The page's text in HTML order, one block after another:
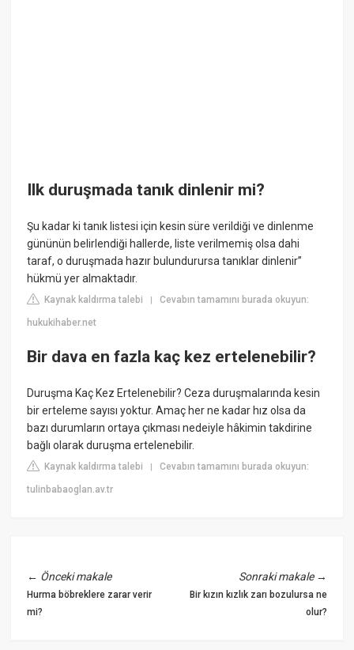
Ilk duruşmada tanık dinlenir mi?
Şu kadar ki tanık listesi için kesin süre verildiği ve dinlenme
gününün belirlendiği hallerde, liste verilmemiş olsa dahi
taraf, o duruşmada hazır bulundurursa tanıklar dinlenir”
hükmü yer almaktadır.
Kaynak kaldırma talebi |Cevabın tamamını burada okuyun:
hukukihaber.net
Bir dava en fazla kaç kez ertelenebilir?
Duruşma Kaç Kez Ertelenebilir? Ceza duruşmalarında kesin
bir erteleme sayısı yoktur. Amaç her ne kadar hız olsa da
bazı durumların ortaya çıkması nedeiyle hâkimin takdirine
bağlı olarak duruşma ertelenebilir.
Kaynak kaldırma talebi |Cevabın tamamını burada okuyun:
tulinbabaoglan.av.tr
← Önceki makale
Hurma böbreklere zarar verir
mi?
Sonraki makale→
Bir kızın kızlık zarı bozulursa ne
olur?